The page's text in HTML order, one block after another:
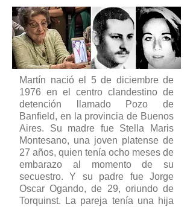
Martín nació el 5 de diciembre de
1976 en el centro clandestino de
detención llamado Pozo de
Banfield, en la provincia de Buenos
Aires. Su madre fue Stella Maris
Montesano, una joven platense de
27 años, quien tenía ocho meses de
embarazo al momento de su
secuestro. Y su padre fue Jorge
Oscar Ogando, de 29, oriundo de
Torquinst. La pareja tenía una hija